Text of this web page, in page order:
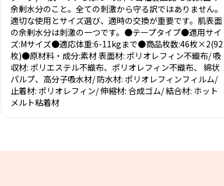
余剰水分のこと。全ての刺激から守る訳ではありません。
適切な使用とサイズ選び、適時の交換が重要です。肌表面
の余剰水分は刺激の一つです。●テープタイプ●適用サイ
ズ:Mサイズ●適応体重:6-11kgまで●商品枚数:46枚×2(92
枚)●原材料・成分:素材 表面材: ポリオレフィン不織布/ 吸
収材: ポリエステル不織布、ポリオレフィン不織布、 綿状
パルプ、高分子吸水材/ 防水材: ポリオレフィンフィルム/
止着材: ポリオレフィン/ 伸縮材: 合成ゴム/ 結合材: ホット
メルト粘着材